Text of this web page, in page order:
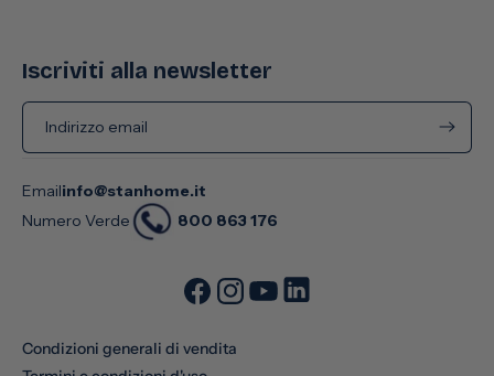
Iscriviti alla newsletter
Indirizzo email
Emailinfo@stanhome.it
Numero Verde
800 863 176
Condizioni generali di vendita